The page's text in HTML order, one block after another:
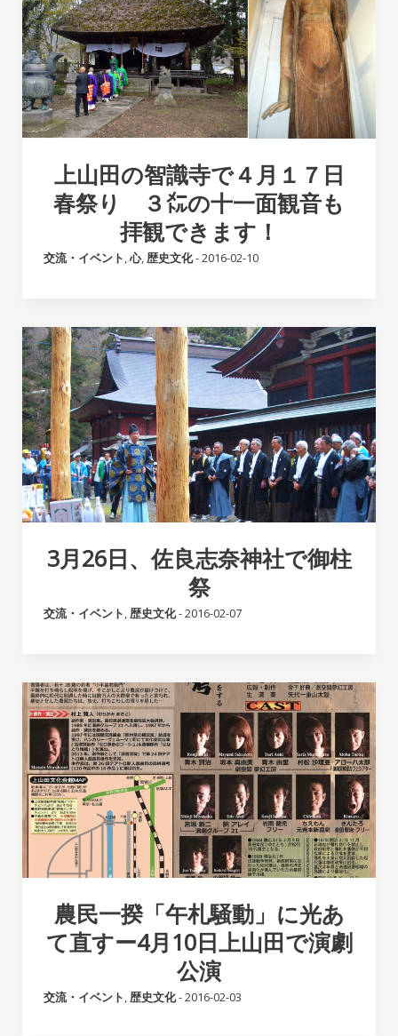
上山田の智識寺で４月１７日
春祭り ３㍍の十一面観音も
拝観できます！
交流・イベント,心,歴史文化-2016-02-10
3月26日、佐良志奈神社で御柱
祭
交流・イベント,歴史文化-2016-02-07
農民一揆「午札騒動」に光あ
て直すー4月10日上山田で演劇
公演
交流・イベント,歴史文化-2016-02-03